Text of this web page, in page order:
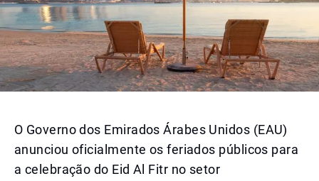
O Governo dos Emirados Árabes Unidos (EAU)
anunciou oficialmente os feriados públicos para
a celebração do Eid Al Fitr no setor